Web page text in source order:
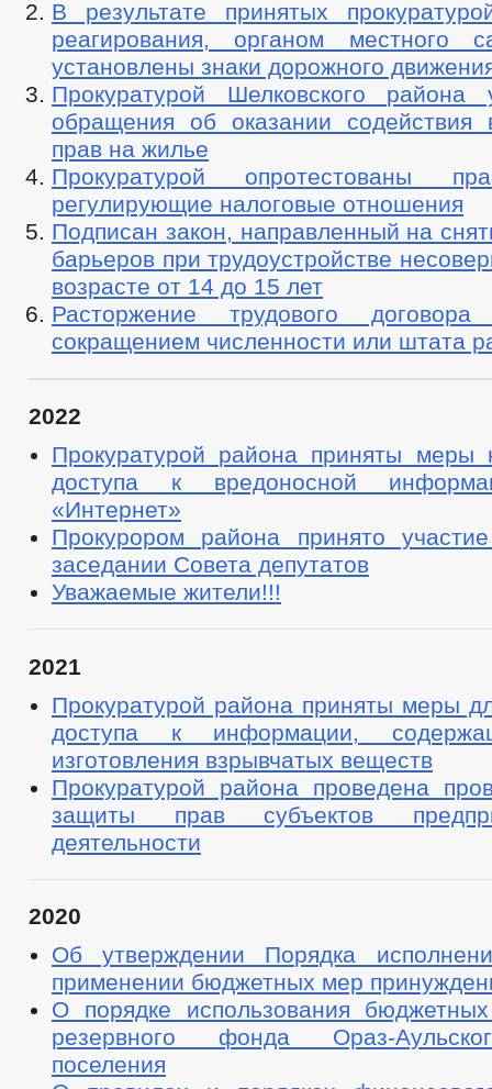
В результате принятых
реагирования, органом местного
установлены знаки дорожного
Прокуратурой Шелковского района
обращения об оказании
прав на жилье
Прокуратурой опротестованы
регулирующие налоговые отношения
Подписан закон, направленный на
барьеров при трудоустройстве
возрасте от 14 до 15 лет
Расторжение трудового
сокращением численности или штата
2022
Прокуратурой района приняты меры
доступа к вредоносной
«Интернет»
Прокурором района принято
заседании Совета депутатов
Уважаемые жители!!!
2021
Прокуратурой района приняты меры
доступа к информации,
изготовления взрывчатых веществ
Прокуратурой района проведена
защиты прав субъектов
деятельности
2020
Об утверждении Порядка
применении бюджетных мер
О порядке использования бюджетных
резервного фонда Ораз-
поселения